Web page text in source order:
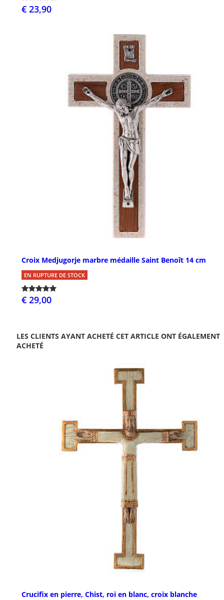
€ 23,90
Croix Medjugorje marbre médaille Saint Benoît 14 cm
EN RUPTURE DE STOCK
€ 29,00
LES CLIENTS AYANT ACHETÉ CET ARTICLE ONT ÉGALEMENT
ACHETÉ
Crucifix en pierre, Chist, roi en blanc, croix blanche